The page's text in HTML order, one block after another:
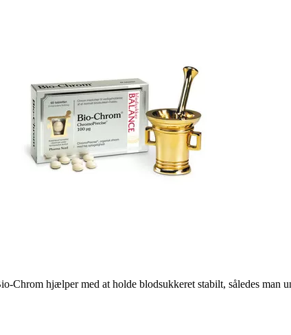
hjælper med at holde blodsukkeret stabilt, således man